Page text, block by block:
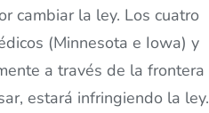
cambiar la ley. Los cuatro
(Minnesota e Iowa) y
a través de la frontera
estará infringiendo la ley.